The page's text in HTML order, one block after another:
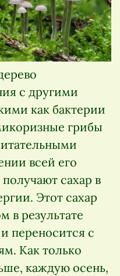
с другими
как бактерии
грибы
всей его
сахар в
Этот сахар
в результате
переносится с
Как только
каждую осень,